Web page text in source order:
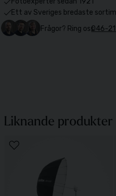
Ett av Sveriges bredaste
Frågor? Ring oss046-
Liknande produkter